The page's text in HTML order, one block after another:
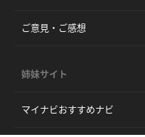
ご意見・ご感想
姉妹サイト
マイナビおすすめナビ